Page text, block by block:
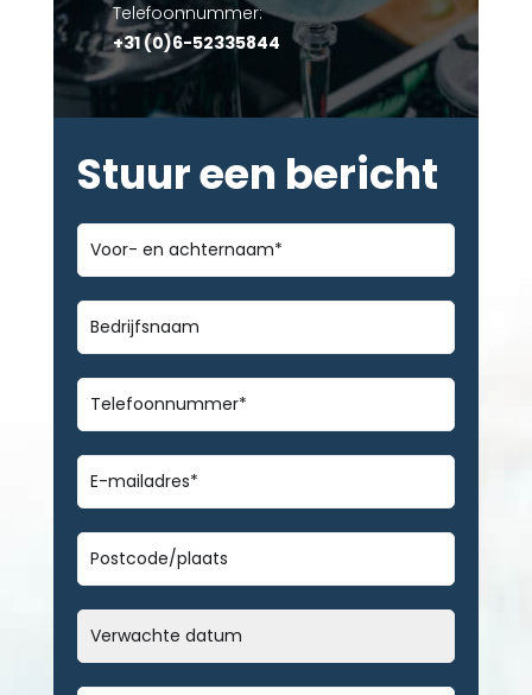
Telefoonnummer:
+31 (0)6-52335844
Stuur een bericht
Voor-
en
achternaam*
Bedrijfsnaam
Telefoonnummer*
E-
mailadres*
Geen
titel
Datum
MM